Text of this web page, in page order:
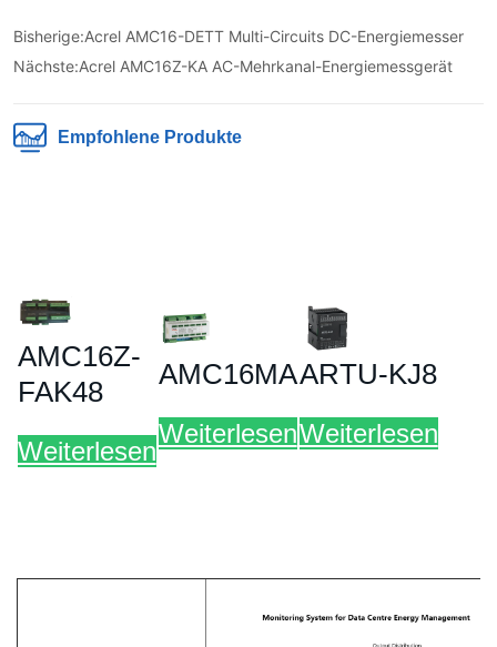
Bisherige:Acrel AMC16-DETT Multi-Circuits DC-Energiemesser
Nächste:Acrel AMC16Z-KA AC-Mehrkanal-Energiemessgerät
Empfohlene Produkte